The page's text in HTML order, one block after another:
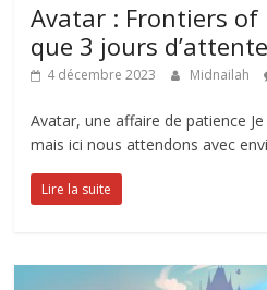
Avatar : Frontiers of
que 3 jours d’attente
4 décembre 2023 Midnailah
Avatar, une affaire de patience
mais ici nous attendons avec
Lire la suite